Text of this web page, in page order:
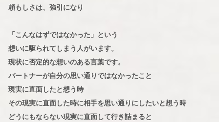
頼もしさは、強引になり
「こんなはずではなかった」という
想いに駆られてしまう人がいます。
現状に否定的な想いのある言葉です。
パートナーが自分の思い通りではなかったこと
現実に直面したと想う時
その現実に直面した時に相手を思い通りにしたいと想う時
どうにもならない現実に直面して行き詰まると